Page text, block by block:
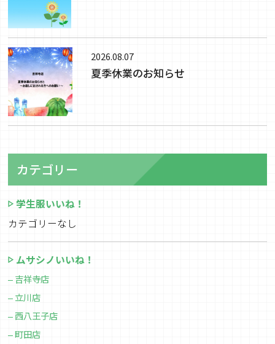
2026.08.07
夏季休業のお知らせ
カテゴリー
学生服いいね！
カテゴリーなし
ムサシノいいね！
吉祥寺店
立川店
西八王子店
町田店